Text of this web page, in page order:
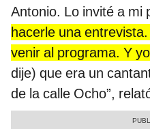
Antonio. Lo invité a mi
hacerle una
venir al programa. Y
dije) que era un
de la calle Ocho”,